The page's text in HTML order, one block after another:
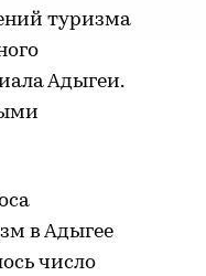
туризма
Адыгеи.
в Адыгее
число